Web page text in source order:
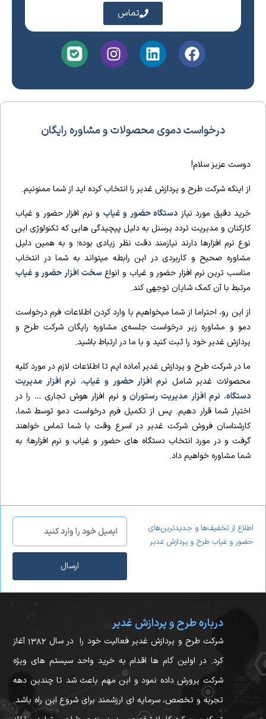
تماس
درخواست دموی محصولات و مشاوره رایگان
دوست عزیز سلام!
از اینکه شرکت طرح و پردازش غدیر را انتخاب کرده اید از شما ممنونیم.
خرید دقیق مورد نیاز دستگاه حضور و غیاب و نرم افزار حضور و غیاب
کارکنان و مدیریت تردد پرسنل به دلیل پیچیدگی هایی که تکنولوژی این
نوع نرم افزارها دارند نیازمند دقت نظر زیادی بوده؛ و به همین دلیل
مشاوره صحیح و کاربردی در این رابطه میتواند به شما در انتخاب
مناسب ترین نرم افزار حضور و غیاب و انواع سخت افزار حضور و غیاب
مرتبط با آن کمک شایان توجهی کند.
از این رو، احتراما از شما میخواهیم با وارد کردن اطلاعات فرم درخواست
دمو و مشاوره زیر درخواست جلسه‌ی مشاوره رایگان شرکت طرح و
پردازش غدیر خود را ثبت کنید و با ما در ارتباط باشید.
ما در شرکت طرح و پردازش غدیر آماده ایم تا اطلاعات لازم در مورد کلیه
محصولات غدیر شامل نرم افزار حضور و غیاب، نرم افزار مدیریت
دستگاه، نرم افزار مدیریت رستوران و نرم افزار هوش تجاری … را در
اختیار شما قرار دهیم. پس از تکمیل فرم درخواست دمو توسط شما،
کارشناسان فروش شرکت غدیر در اسرع وقت با شما تماس خواهند
گرفت و در مورد انتخاب دستگاه های حضور و غیاب و نرم افزارها؛ به
شما مشاوره خواهیم داد.
اطلاع از تخفیف‌ها و جدیدترین‌های
حضور و غیاب طرح و پردازش غدیر
ارسال
درباره طرح و پردازش غدیر
شرکت طرح و پردازش غدیر فعالیت خود را در سال ۱۳۸۲ آغاز
کرد. در اولین گام ها اقدام به خرید واحد سیستم های ویژه
شرکت پرورش داده نمود و این مهم باعث شد تا چندین دهه
تجربه و تخصص، سرمایه ای ارزشمند برای شروع این راه باشد.